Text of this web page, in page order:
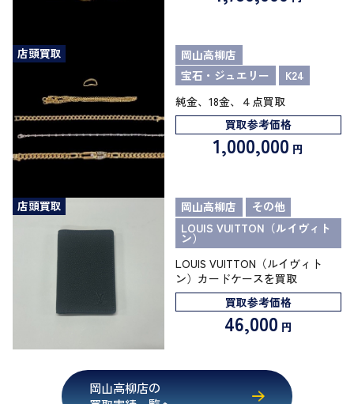
店頭買取
岡山高柳店
宝石・ジュエリー
K24
純金、18金、４点買取
買取参考価格
1,000,000 円
店頭買取 岡山高柳店
その他
LOUIS VUITTON（ルイヴィト
ン）
LOUIS VUITTON（ルイヴィト
ン）カードケースを買取
買取参考価格
46,000 円
岡山高柳店の